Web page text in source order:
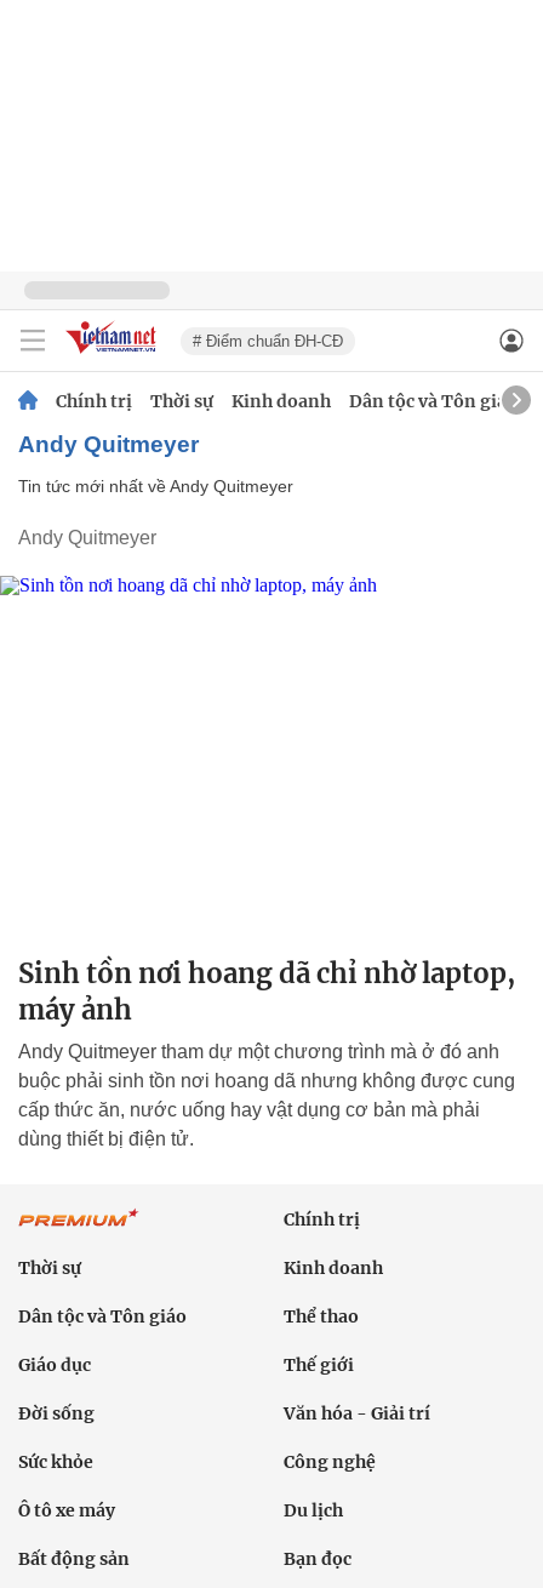
# Điểm chuẩn ĐH-CĐ
Chính trị Thời sự Kinh doanh Dân tộc và Tôn giáo
Andy Quitmeyer
Tin tức mới nhất vềAndy Quitmeyer
Andy Quitmeyer
Sinh tồn nơi hoang dã chỉ nhờ laptop,
máy ảnh
Andy Quitmeyer tham dự một chương trình mà ở đó anh
buộc phải sinh tồn nơi hoang dã nhưng không được cung
cấp thức ăn, nước uống hay vật dụng cơ bản mà phải
dùng thiết bị điện tử.
Chính trị
Thời sự Kinh doanh
Dân tộc và Tôn giáo Thể thao
Giáo dục Thế giới
Đời sống Văn hóa - Giải trí
Sức khỏe Công nghệ
Ô tô xe máy Du lịch
Bất động sản Bạn đọc